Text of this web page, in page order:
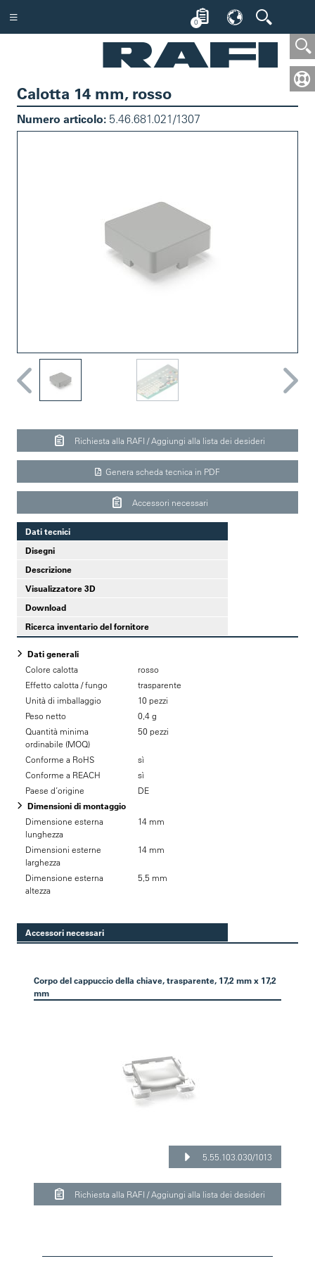
0
Calotta 14 mm, rosso
Numero articolo: 5.46.681.021/1307
Richiesta alla RAFI / Aggiungi alla lista dei desideri
Genera scheda tecnica in PDF
Accessori necessari
Dati tecnici
Disegni
Descrizione
Visualizzatore 3D
Download
Ricerca inventario del fornitore
Dati generali
Colore calotta
rosso
Effetto calotta / fungo
trasparente
Unità di imballaggio
10 pezzi
Peso netto
0,4 g
Quantità minima
ordinabile (MOQ)
50 pezzi
Conforme a RoHS
sì
Conforme a REACH
sì
Paese d’origine
DE
Dimensioni di montaggio
Dimensione esterna
lunghezza
14 mm
Dimensioni esterne
larghezza
14 mm
Dimensione esterna
altezza
5,5 mm
Accessori necessari
Corpo del cappuccio della chiave, trasparente, 17,2 mm x 17,2
mm
5.55.103.030/1013
Richiesta alla RAFI / Aggiungi alla lista dei desideri